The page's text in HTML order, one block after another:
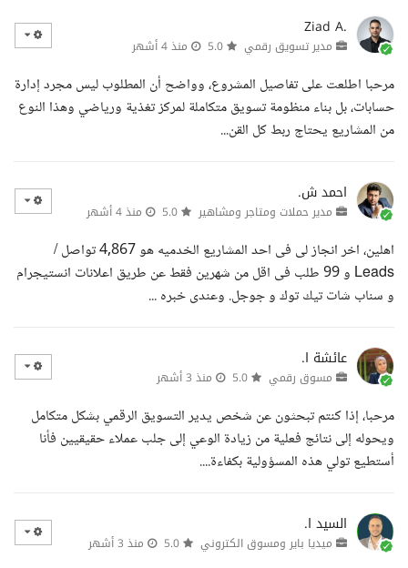
Ziad A.
مدير تسويق رقمي منذ 4 أشهر
مرحبا اطلعت على تفاصيل المشروع، وواضح أن المطلوب ليس مجرد إدارة
حسابات، بل بناء منظومة تسويق متكاملة لمركز تغذية ورياضي وهذا النوع
من المشاريع يحتاج ربط كل القن...
احمد ش.
مدير حملات ومتاجر ومشاهير منذ 4 أشهر
اهلين، اخر انجاز لى فى احد المشاريع الخدميه هو 4,867 تواصل /
Leads و 99 طلب فى اقل من شهرين فقط عن طريق اعلانات انستيجرام
و سناب شات تيك توك و جوجل. وعندى خبره ...
عائشة ا.
مسوق رقمي منذ 3 أشهر
مرحبا، إذا كنتم تبحثون عن شخص يدير التسويق الرقمي بشكل متكامل
ويحوله إلى نتائج فعلية من زيادة الوعي إلى جلب عملاء حقيقيين فأنا
أستطيع تولي هذه المسؤولية بكفاءة....
السيد ا.
ميديا باير ومسوق الكتروني منذ 3 أشهر